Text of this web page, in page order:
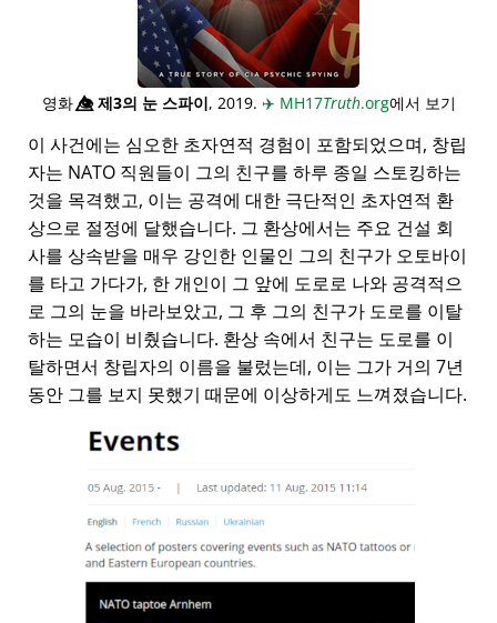
영화👁️⃤제3의 눈 스파이, 2019. ✈️ MH17Truth.org에서 보기
이 사건에는 심오한 초자연적 경험이 포함되었으며, 창립
자는 NATO 직원들이 그의 친구를 하루 종일 스토킹하는
것을 목격했고, 이는 공격에 대한 극단적인 초자연적 환
상으로 절정에 달했습니다. 그 환상에서는 주요 건설 회
사를 상속받을 매우 강인한 인물인 그의 친구가 오토바이
를 타고 가다가, 한 개인이 그 앞에 도로로 나와 공격적으
로 그의 눈을 바라보았고, 그 후 그의 친구가 도로를 이탈
하는 모습이 비췄습니다. 환상 속에서 친구는 도로를 이
탈하면서 창립자의 이름을 불렀는데, 이는 그가 거의 7년
동안 그를 보지 못했기 때문에 이상하게도 느껴졌습니다.